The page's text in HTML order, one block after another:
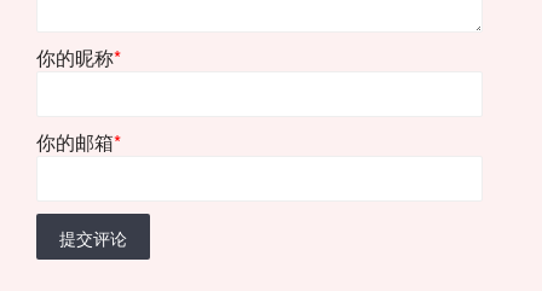
你的昵称*
你的邮箱*
提交评论